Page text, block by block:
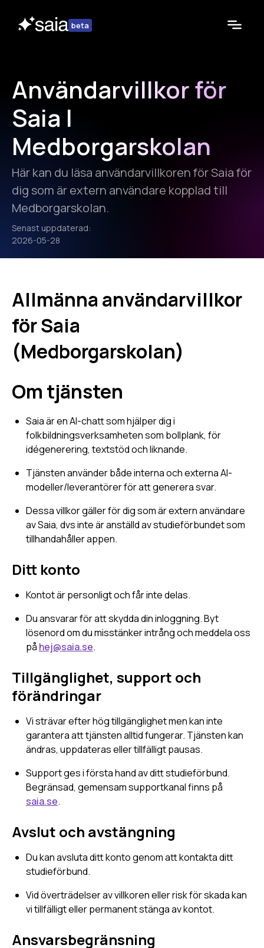
beta
Användarvillkor för
Saia |
Medborgarskolan
Här kan du läsa användarvillkoren för Saia för
dig som är extern användare kopplad till
Medborgarskolan.
Senast uppdaterad:
2026-05-28
Allmänna användarvillkor
för Saia
(Medborgarskolan)
Om tjänsten
Saia är en AI-chatt som hjälper dig i
folkbildningsverksamheten som bollplank, för
idégenerering, textstöd och liknande.
Tjänsten använder både interna och externa AI-
modeller/leverantörer för att generera svar.
Dessa villkor gäller för dig som är extern användare
av Saia, dvs inte är anställd av studieförbundet som
tillhandahåller appen.
Ditt konto
Kontot är personligt och får inte delas.
Du ansvarar för att skydda din inloggning. Byt
lösenord om du misstänker intrång och meddela oss
på hej@saia.se.
Tillgänglighet, support och
förändringar
Vi strävar efter hög tillgänglighet men kan inte
garantera att tjänsten alltid fungerar. Tjänsten kan
ändras, uppdateras eller tillfälligt pausas.
Support ges i första hand av ditt studieförbund.
Begränsad, gemensam supportkanal finns på
saia.se.
Avslut och avstängning
Du kan avsluta ditt konto genom att kontakta ditt
studieförbund.
Vid överträdelser av villkoren eller risk för skada kan
vi tillfälligt eller permanent stänga av kontot.
Ansvarsbegränsning